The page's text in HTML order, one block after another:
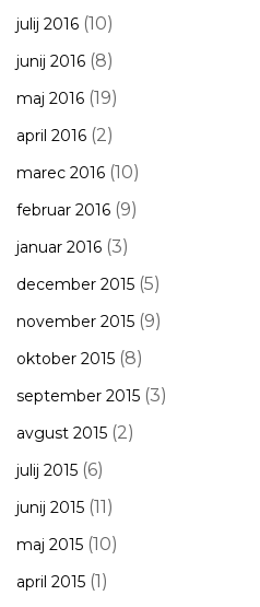
julij 2016 (10)
junij 2016 (8)
maj 2016 (19)
april 2016 (2)
marec 2016 (10)
februar 2016 (9)
januar 2016 (3)
december 2015 (5)
november 2015 (9)
oktober 2015 (8)
september 2015 (3)
avgust 2015 (2)
julij 2015 (6)
junij 2015 (11)
maj 2015 (10)
april 2015 (1)